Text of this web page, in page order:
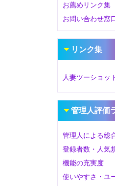
お薦めリンク集
お問い合わせ窓
リンク集
人妻ツーショッ
管理人評価
管理人による総
登録者数・人気
機能の充実度
使いやすさ・ユ